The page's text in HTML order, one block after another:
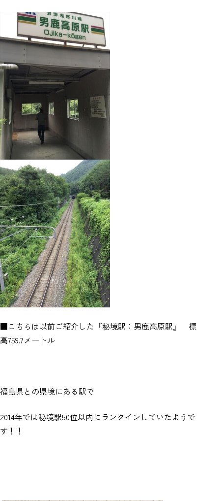
■こちらは以前ご紹介した『秘境駅：男鹿高原駅』 標
高759.7メートル
福島県との県境にある駅で
2014年では秘境駅50位以内にランクインしていたようで
す！！